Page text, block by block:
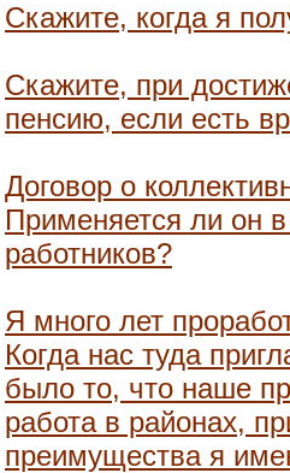
Скажите, когда я
Скажите, при
пенсию, если есть
Договор о
Применяется ли он
работников?
Я много лет
Когда нас туда
было то, что наше
работа в районах,
преимущества я